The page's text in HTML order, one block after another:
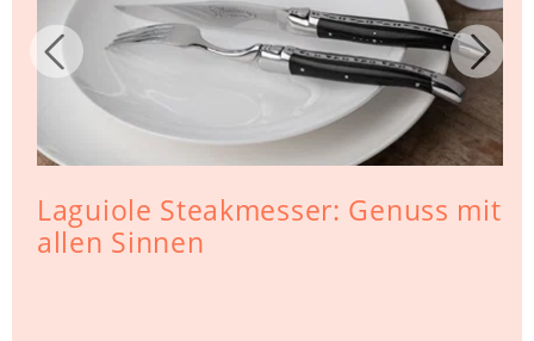
Laguiole Steakmesser: Genuss mit
allen Sinnen